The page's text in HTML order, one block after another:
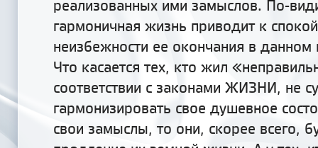
реализованных ими замыслов. По-
гармоничная жизнь приводит к
неизбежности ее окончания в данном
Что касается тех, кто жил
соответствии с законами ЖИЗНИ, не
гармонизировать свое душевное
свои замыслы, то они, скорее всего,